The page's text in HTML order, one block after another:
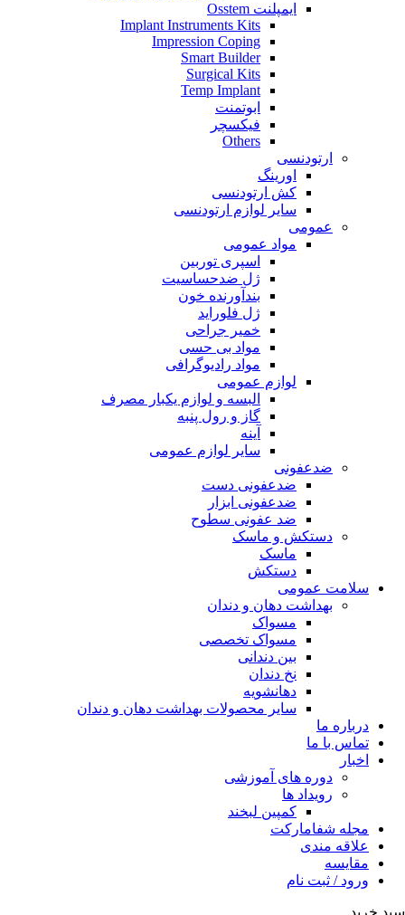
ایمپلنت Osstem
Implant Instruments Kits
Impression Coping
Smart Builder
Surgical Kits
Temp Implant
ابوتمنت
فیکسچر
Others
ارتودنسی
اورینگ
کش ارتودنسی
سایر لوازم ارتودنسی
عمومی
مواد عمومی
اسپری توربین
ژل ضدحساسیت
بندآورنده خون
ژل فلوراید
خمیر جراحی
مواد بی حسی
مواد رادیوگرافی
لوازم عمومی
البسه و لوازم یکبار مصرف
گاز و رول پنبه
آینه
سایر لوازم عمومی
ضدعفونی
ضدعفونی دست
ضدعفونی ابزار
ضد عفونی سطوح
دستکش و ماسک
ماسک
دستکش
سلامت عمومی
بهداشت دهان و دندان
مسواک
مسواک تخصصی
بین دندانی
نخ دندان
دهانشویه
سایر محصولات بهداشت دهان و دندان
درباره ما
تماس با ما
اخبار
دوره های آموزشی
رویداد ها
کمپین لبخند
مجله شفامارکت
علاقه مندی
مقایسه
ورود / ثبت نام
سبد خرید